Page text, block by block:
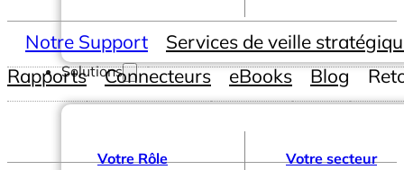
Solutions
Votre Rôle
Votre secteur
Notre Support
Services de veille
Rapports
Connecteurs eBooks Blog